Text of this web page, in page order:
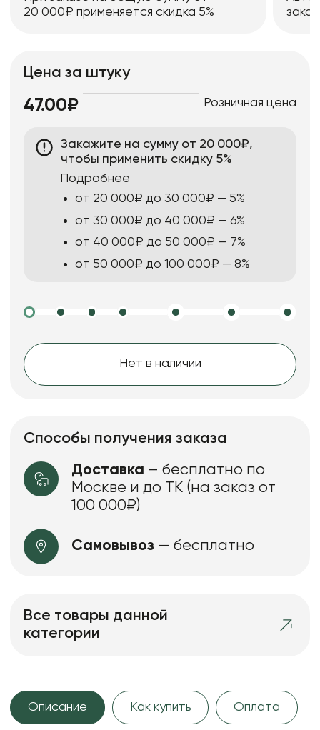
20 000₽ применяется скидка 5%
Цена за штуку
47.00₽ Розничная цена
Закажите на сумму от 20 000₽,
чтобы применить скидку 5%
Подробнее
от 20 000₽ до 30 000₽ — 5%
от 30 000₽ до 40 000₽ — 6%
от 40 000₽ до 50 000₽ — 7%
от 50 000₽ до 100 000₽ — 8%
Нет в наличии
Способы получения заказа
Доставка – бесплатно по
Москве и до ТК (на заказ от
100 000₽)
Самовывоз — бесплатно
Все товары данной
категории
Описание Как купить Оплата